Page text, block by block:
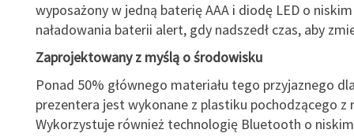
wyposażony w jedną baterię AAA i diodę LED o
naładowania baterii alert, gdy nadszedł czas, aby
Zaprojektowany z myślą o środowisku
Ponad 50% głównego materiału tego przyjaznego
prezentera jest wykonane z plastiku pochodzącego z
Wykorzystuje również technologię Bluetooth o